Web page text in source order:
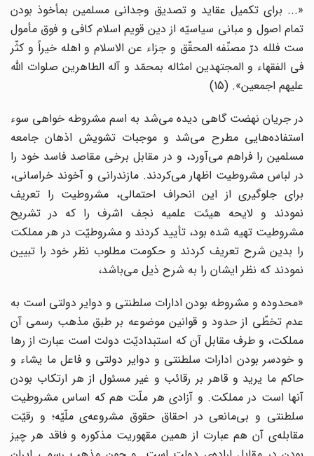
«... برای تکمیل عقاید و تصدیق وجدانی مسلمین بمأخوذ بودن
تمام اصول و مبانی سیاسیّه از دین قویم اسلام کافی و فوق مأمول
ست فلله درّ مصنّفه المحقّق و جزاء عن الاسلام و اهله خیراً و کثّر
فی الفقهاء و المجتهدین امثاله بمحمّد و آله الطاهرین صلوات الله
علیهم اجمعین». (15)
در جریان نهضت گاهی دیده می‌شد به اسم مشروطه خواهی سوء
استفاده‌هایی مطرح می‌شد و موجبات تشویش اذهان جامعه
مسلمین را فراهم می‌آورد، و در مقابل برخی مقاصد فاسد خود را
در لباس مشروطیت اظهار می‌کردند. مازندرانی و آخوند خراسانی،
برای جلوگیری از این انحراف احتمالی، مشروطیت را تعریف
نمودند و لایحه هیئت علمیه نجف اشرف را که در تشریح
مشروطیت تهیه شده بود، تأیید کردند و مشروطیّت در هر مملکت
را بدین شرح تعریف کردند و حکومت مطلوب نظر خود را تبیین
نمودند که نظر ایشان را به شرح ذیل می‌باشد،
«محدوده و مشروطه بودن ادارات سلطنتی و دوایر دولتی است به
عدم تخطّی از حدود و قوانین موضوعه بر طبق مذهب رسمی آن
مملکت، و طرف مقابل آن که استبدادیّت دولت است عبارت از رها
و خودسر بودن ادارات سلطنتی و دوایر دولتی و فاعل ما یشاء و
حاکم ما یرید و قاهر بر رقائب و غیر مسئول از هر ارتکاب بودن
آنها است در مملکت. و آزادی هر ملّت هم که اساس مشروطیت
سلطنتی و بی‌مانعی در احقاق حقوق مشروعه‌ی ملّیّه؛ و رقیّت
مقابله‌ی آن هم عبارت از همین مقهوریت مذکوره و فاقد هر چیز